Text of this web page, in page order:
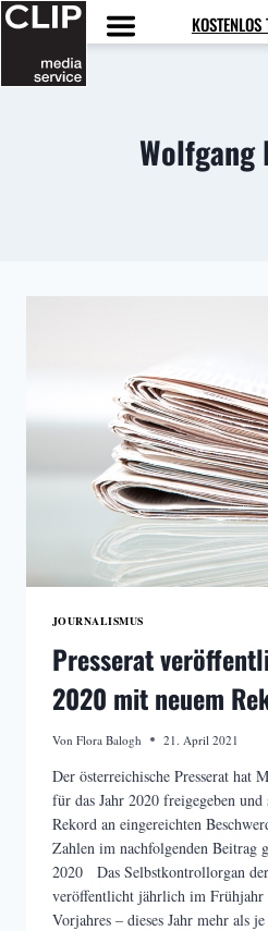
Zum
Inhalt
springen
KOSTENLOS
Wolfgang
JOURNALISMUS
Presserat
2020 mit neuem
Von Flora Balogh 21. April 2021
Der österreichische Presserat hat
für das Jahr 2020 freigegeben
Rekord an eingereichten
Zahlen im nachfolgenden
2020 Das Selbstkontrollorgan
veröffentlicht jährlich im Frühjahr
Vorjahres – dieses Jahr mehr als